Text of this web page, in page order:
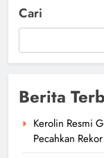
Cari
Berita
Kerolin Resmi
Pecahkan